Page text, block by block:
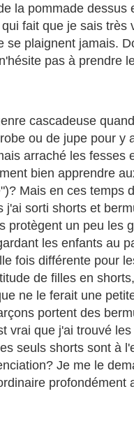
la pommade dessus
fait que je sais très
se plaignent jamais.
pas à prendre
cascadeuse
ou de jupe pour y
arraché les fesses
bien apprendre
Mais en ces temps
j'ai sorti shorts et
protègent un peu les
les enfants au
fois différente pour
de filles en
ne le ferait une
portent des
vrai que j'ai trouvé
seuls shorts sont à
Je me le
profondément